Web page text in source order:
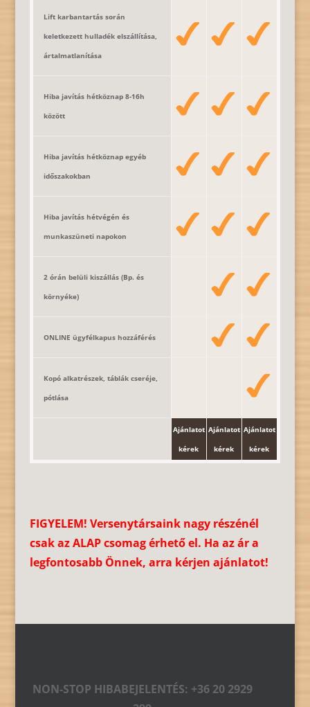
Lift karbantartás során
keletkezett hulladék elszállítása,
ártalmatlanítása
Hiba javítás hétköznap 8-16h
között
Hiba javítás hétköznap egyéb
időszakokban
Hiba javítás hétvégén és
munkaszüneti napokon
2 órán belüli kiszállás (Bp. és
környéke)
ONLINE ügyfélkapus hozzáférés
Kopó alkatrészek, táblák cseréje,
pótlása
Ajánlatot
kérek
Ajánlatot
kérek
Ajánlatot
kérek
FIGYELEM! Versenytársaink nagy részénél
csak az ALAP csomag érhető el. Ha az ár a
legfontosabb Önnek, arra kérjen ajánlatot!
NON-STOP HIBABEJELENTÉS: +36 20 2929